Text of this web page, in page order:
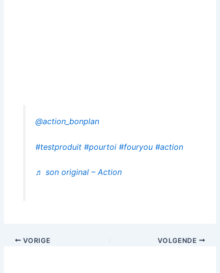
@action_bonplan
#testproduit #pourtoi #fouryou #action
♬ son original – Action
VORIGE VOLGENDE